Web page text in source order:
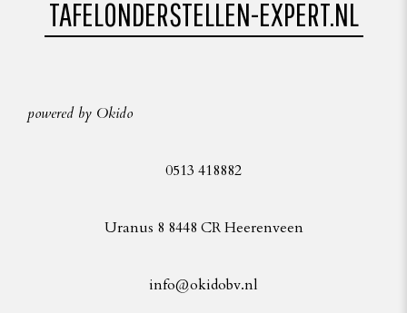
TAFELONDERSTELLEN-EXPERT.NL
powered by Okido
0513 418882
Uranus 8 8448 CR Heerenveen
info@okidobv.nl